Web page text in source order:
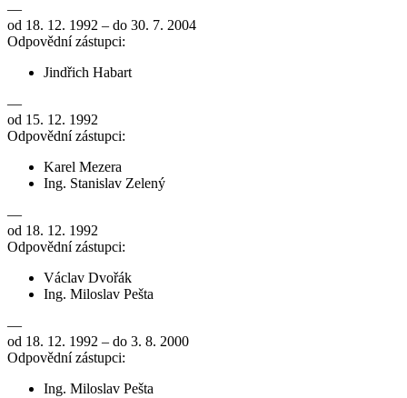
—
od 18. 12. 1992 – do 30. 7. 2004
Odpovědní zástupci:
Jindřich Habart
—
od 15. 12. 1992
Odpovědní zástupci:
Karel Mezera
Ing. Stanislav Zelený
—
od 18. 12. 1992
Odpovědní zástupci:
Václav Dvořák
Ing. Miloslav Pešta
—
od 18. 12. 1992 – do 3. 8. 2000
Odpovědní zástupci:
Ing. Miloslav Pešta